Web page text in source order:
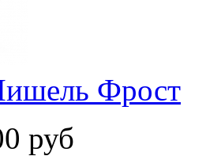
Фрост
руб